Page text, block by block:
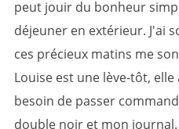
peut jouir du bonheur
déjeuner en extérieur. J'ai
ces précieux matins me
Louise est une lève-tôt, elle
besoin de passer
double noir et mon